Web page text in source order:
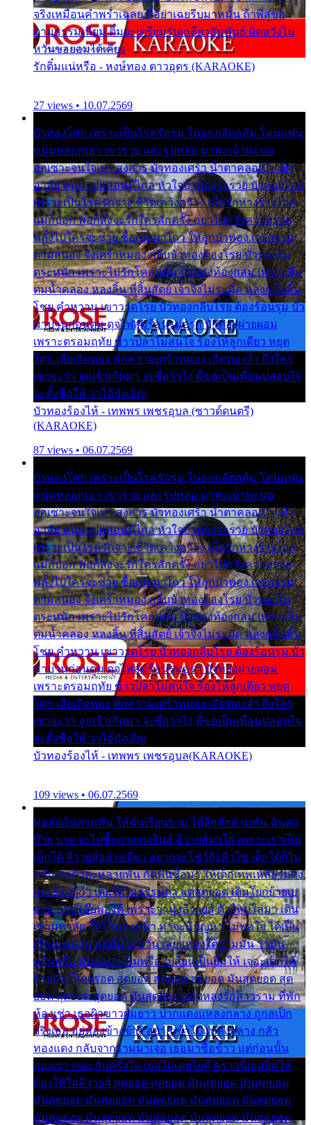
จริงเหมือนคำพร่ำเฉลย พี่อย่าเฉยรีบมาหมั้น ถ้าพี่สู่ขอ
ตามธรรมเนียม ติ๋มจะเตรียมรับเกลียวสัมพันธ์ ผิดหวังไม่
หวั่นขอยอมได้เคียง
รักติ๋มแน่หรือ - หงษ์ทอง ดาวอุดร (KARAOKE)
27 views • 10.07.2569
บัวทองโศก เพราะเป็นโรครักรุม ในอกกลัดกลุ้ม โดนแฟน
หนุ่มหลอกเอา เขารวย และรูปหล่อ มาพะเน้าพะนอ
ออเซาะจนใจเบา สงสาร บัวทองเศร้า น้ำตาคลอเบ้า เฝ้า
อาลัย หนุ่มรูปหล่อหนีไกล หัวใจบัวทองระรวย บัวทองโศก
เพราะเป็นโรครักจาง ชีวิตเคว้งคว้าง เมื่อรักห่างร้างไกล
แม่ก็บอก พ่อก็สั่งจะรักใครสักครั้ง อย่าไปหวังความรวย
พลั้งไปใครจะช่วย ซื้อเปลมาไกว ให้ลูกบัวทอง เวรกรรม
ตามสนอง จึงเศร้าหมอง กลีบบัวทองต้องโรย บัวทองไม่
ตระหนัก เพราะไม่รักโคลนตม บัวทองท้องกลม เพราะลืม
ตมน้ำคลอง หลงลิ้น ที่สิ้นสัตย์ เจ้าจึงไม่ระมัด หลงกลิ่นลิ้น
โชย คำหวาน เขาวาดโรย บัวทองกลีบโรย ต้องร้อนรุม บัว
มาบานก่อนตูม ดุจไฟสุมร้อนรุมอุรา บัวทองผ่ายผอม
เพราะตรอมฤทัย ข้าวปลาไม่สนใจ ร้องไห้ลูกเดียว หยุด
โศก เสียเถิดทอง พักความเศร้าหมอง เถิดทองจ๋า ถึงใคร
เขาจะว่า ลูกเจ้าเกิดมา จะชื่อว่าไง พี่ขอเป็นเพื่อนปลอบใจ
จะตั้งชื่อให้ ว่าไอ้บังเอิญ
บัวทองร้องไห้ - เทพพร เพชรอุบล (ซาวด์ดนตรี)
(KARAOKE)
87 views • 06.07.2569
บัวทองโศก เพราะเป็นโรครักรุม ในอกกลัดกลุ้ม โดนแฟน
หนุ่มหลอกเอา เขารวย และรูปหล่อ มาพะเน้าพะนอ
ออเซาะจนใจเบา สงสาร บัวทองเศร้า น้ำตาคลอเบ้า เฝ้า
อาลัย หนุ่มรูปหล่อหนีไกล หัวใจบัวทองระรวย บัวทองโศก
เพราะเป็นโรครักจาง ชีวิตเคว้งคว้าง เมื่อรักห่างร้างไกล
แม่ก็บอก พ่อก็สั่งจะรักใครสักครั้ง อย่าไปหวังความรวย
พลั้งไปใครจะช่วย ซื้อเปลมาไกว ให้ลูกบัวทอง เวรกรรม
ตามสนอง จึงเศร้าหมอง กลีบบัวทองต้องโรย บัวทองไม่
ตระหนัก เพราะไม่รักโคลนตม บัวทองท้องกลม เพราะลืม
ตมน้ำคลอง หลงลิ้น ที่สิ้นสัตย์ เจ้าจึงไม่ระมัด หลงกลิ่นลิ้น
โชย คำหวาน เขาวาดโรย บัวทองกลีบโรย ต้องร้อนรุม บัว
มาบานก่อนตูม ดุจไฟสุมร้อนรุมอุรา บัวทองผ่ายผอม
เพราะตรอมฤทัย ข้าวปลาไม่สนใจ ร้องไห้ลูกเดียว หยุด
โศก เสียเถิดทอง พักความเศร้าหมอง เถิดทองจ๋า ถึงใคร
เขาจะว่า ลูกเจ้าเกิดมา จะชื่อว่าไง พี่ขอเป็นเพื่อนปลอบใจ
จะตั้งชื่อให้ ว่าไอ้บังเอิญ
บัวทองร้องไห้ - เทพพร เพชรอุบล(KARAOKE)
109 views • 06.07.2569
พ่อส่งเงินสามพัน ให้ฉันเรียนราม ได้อีกสักสามพัน ฉันคง
บ๊าย บาย จะไปซื้อกางเกงยีนส์ ลีวายส์มาใส่ เพราะเราเป็น
เด็กใต้ ลีวายส์อย่างเดียว อยากจะโชว์ถึงหิวโซ เด็กใต้ก็ไม่
หวั่น ตกตัวละหลายพัน กัดฟันซื้อมา ให้เด็กเทพเหลียวมอง
และต้องรู้ว่า เด็กใต้ไม่ธรรมดา แต่สุดยอด เดินโยกย้ายเย
ยวน กวนโอ๊ยพอได้ เพราะว่านุ่งลีวายส์ ตัวใหม่ใส่มา เดิน
เข้ามหาลัย จิ๊กโก๊มองหน้า ท่าจะมีปัญหา ไม่พอใจ ได้เป็น
เรื่องแน่นอน แต่ฉันไม่หวั่น เลยแหลงใต้ถามมัน ว่ามัน
พรั่นพรือ มันตอบว่าไม่พรื่อ เปลี่ยนเป็นยิ้มให้ เจอะเด็กใต้
ด้วยกัน ก็เลยรอด สุดยอด สุดยอด สุดยอด มันสุดยอด สุด
ยอด สุดยอด สุดยอด มันสุดยอด แอบหลงรักสาวราม ที่พัก
ห้องเช่า เธอผิวขาวผมยาว ปากแดงแหลงกลาง ถูกสเป็ก
จริงเธอ อยู่ห้องข้างข้าง อยากเข้าไปแหลงกลาง กลัว
ทองแดง กลับจากรามมาเจอ เธอมาซื้อข้าว แต่ก่อนนั้น
สองเรา เจอะกันครั้งใด เธอไม่เคยไยดี คราวนี้เธอยิ้มให้
ต้องให้ใส่ลีวายส์ สุดยอด สุดยอด มันสุดยอด มันสุดยอด
มันสุดยอด มันสุดยอด มันสุดยอด มันสุดยอด มันสุดยอด
มันสุดยอด มันสุดยอด มันสุดยอด มันสุดยอด มันสุดยอด